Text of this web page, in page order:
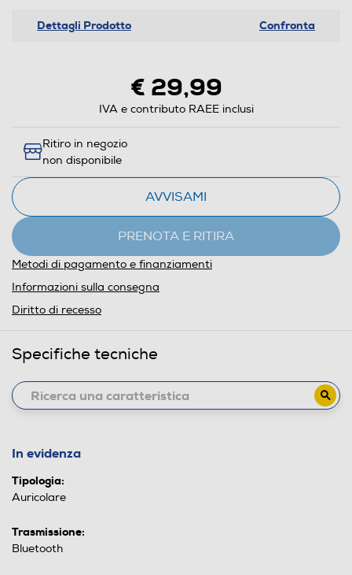
Dettagli Prodotto Confronta
€ 29,99
IVA e contributo RAEE inclusi
Ritiro in negozio
non disponibile
AVVISAMI
PRENOTA E RITIRA
Metodi di pagamento e finanziamenti
Informazioni sulla consegna
Diritto di recesso
Specifiche tecniche
In evidenza
Tipologia:
Auricolare
Trasmissione:
Bluetooth